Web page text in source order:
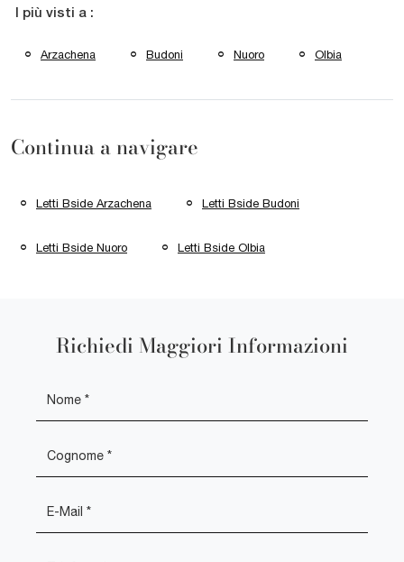
I più visti a :
Arzachena Budoni Nuoro Olbia
Continua a navigare
Letti Bside Arzachena Letti Bside Budoni
Letti Bside Nuoro Letti Bside Olbia
Richiedi Maggiori Informazioni